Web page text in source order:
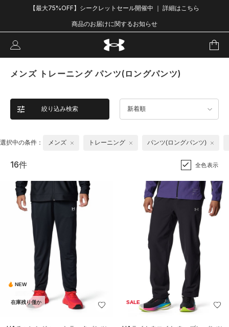
【最大75%OFF】シークレットセール開催中 ｜ 詳細はこちら
商品のお届けに関するお知らせ
メンズ トレーニング パンツ(ロングパンツ)
絞り込み検索 新着順
選択中の条件： メンズ トレーニング パンツ(ロングパンツ)
16件 全色表示
NEW
在庫残り僅か SALE